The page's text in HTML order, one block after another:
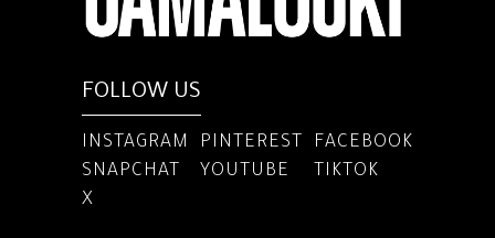
FOLLOW US
INSTAGRAM PINTEREST
FACEBOOK
SNAPCHAT
YOUTUBE
TIKTOK
X